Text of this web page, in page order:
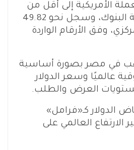
الأمريكية إلى أقل من
50 جنيهًا في غالبية البنوك، وسجل نحو 49.82
وفق الأرقام الواردة
في مصر بصورة أساسية
عالميًا وسعر الدولار
العرض والطلب.
الدولار كـ«فرامل»
الارتفاع العالمي على